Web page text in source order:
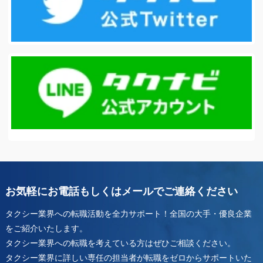
お気軽にお電話もしくはメールでご連絡ください
タクシー業界への転職活動を全力サポート！全国の大手・優良企業
をご紹介いたします。
タクシー業界への転職を考えている方はぜひご相談ください。
タクシー業界に詳しい専任の担当者が転職をゼロからサポートいた